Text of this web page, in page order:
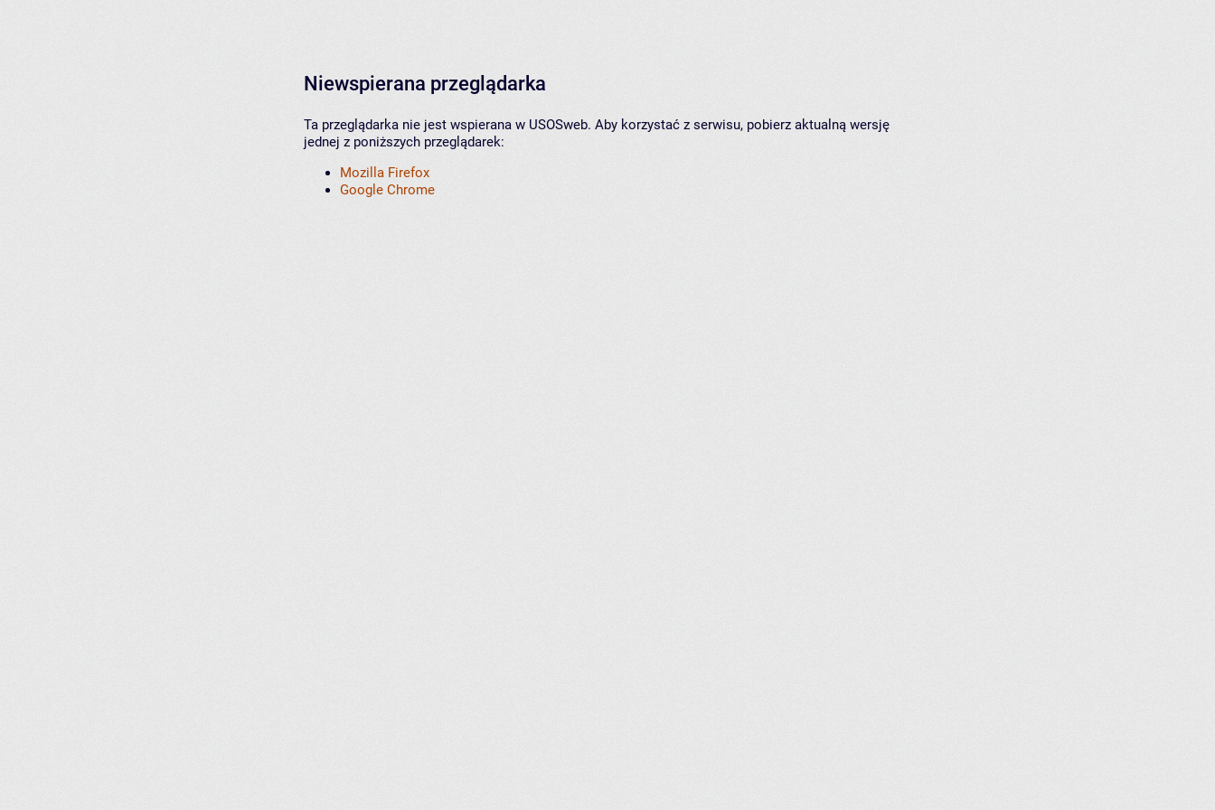
Niewspierana przeglądarka
Ta przeglądarka nie jest wspierana w USOSweb. Aby korzystać z serwisu, pobierz aktualną wersję
jednej z poniższych przeglądarek:
Mozilla Firefox
Google Chrome